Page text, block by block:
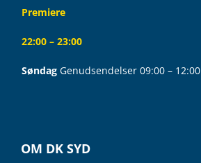
Premiere
22:00 – 23:00
Søndag Genudsendelser 09:00 – 12:00
OM DK SYD